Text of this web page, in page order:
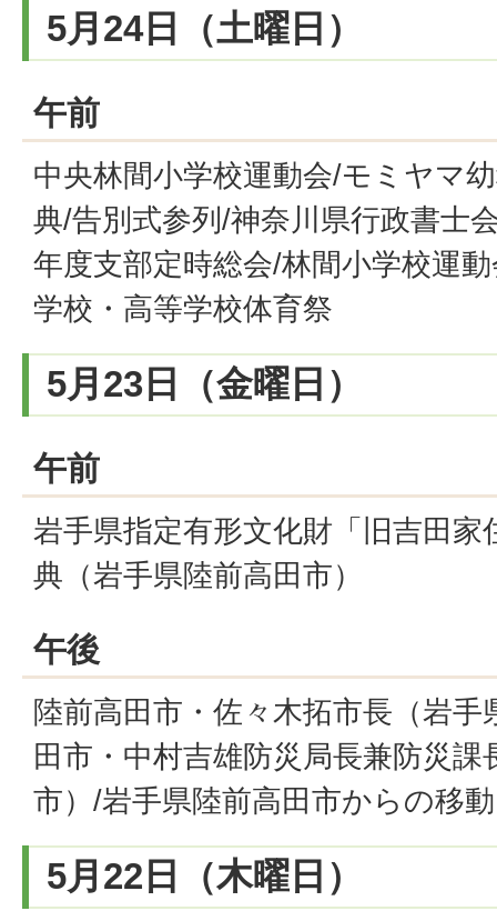
5月24日（土曜日）
午前
中央林間小学校運動会/モミヤマ
典/告別式参列/神奈川県行政書士
年度支部定時総会/林間小学校運
学校・高等学校体育祭
5月23日（金曜日）
午前
岩手県指定有形文化財「旧吉田家
典（岩手県陸前高田市）
午後
陸前高田市・佐々木拓市長（岩
田市・中村吉雄防災局長兼防災課
市）/岩手県陸前高田市からの移動
5月22日（木曜日）